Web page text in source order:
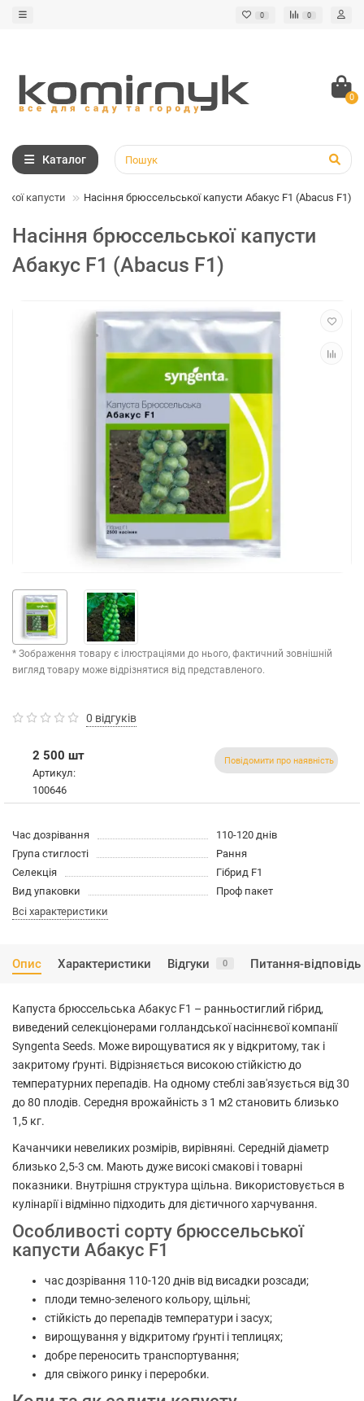
0 0
0
Каталог
капусти Насіння брюссельської капусти Абакус F1 (Abacus F1)
Насіння брюссельської капусти
Абакус F1 (Abacus F1)
* Зображення товару є ілюстраціями до нього, фактичний зовнішній
вигляд товару може відрізнятися від представленого.
0 відгуків
2 500 шт
Артикул:
100646
Повідомити про наявність
Час дозрівання
110-120 днів
Група стиглості
Рання
Селекція
Гібрид F1
Вид упаковки
Проф пакет
Всі характеристики
Опис Характеристики Відгуки 0 Питання-відповідь
Капуста брюссельська Абакус F1 – ранньостиглий гібрид,
виведений селекціонерами голландської насіннєвої компанії
Syngenta Seeds. Може вирощуватися як у відкритому, так і
закритому ґрунті. Відрізняється високою стійкістю до
температурних перепадів. На одному стеблі зав'язується від 30
до 80 плодів. Середня врожайність з 1 м2 становить близько
1,5 кг.
Качанчики невеликих розмірів, вирівняні. Середній діаметр
близько 2,5-3 см. Мають дуже високі смакові і товарні
показники. Внутрішня структура щільна. Використовується в
кулінарії і відмінно підходить для дієтичного харчування.
Особливості сорту брюссельської
капусти Абакус F1
час дозрівання 110-120 днів від висадки розсади;
плоди темно-зеленого кольору, щільні;
стійкість до перепадів температури і засух;
вирощування у відкритому ґрунті і теплицях;
добре переносить транспортування;
для свіжого ринку і переробки.